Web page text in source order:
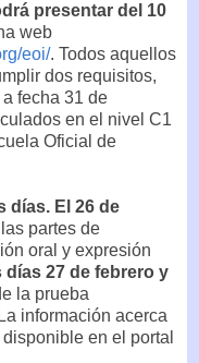
presentar del 10
web
eoi/. Todos aquellos
dos requisitos,
fecha 31 de
en el nivel C1
Oficial de
días. El 26 de
partes de
oral y expresión
días 27 de febrero y
la prueba
información acerca
en el portal